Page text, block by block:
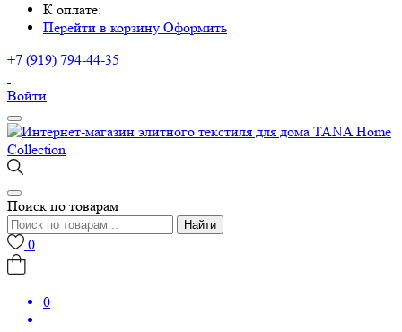
К оплате:
Перейти в корзину Оформить
+7 (919) 794-44-35
Войти
Поиск по товарам
Найти
0
0